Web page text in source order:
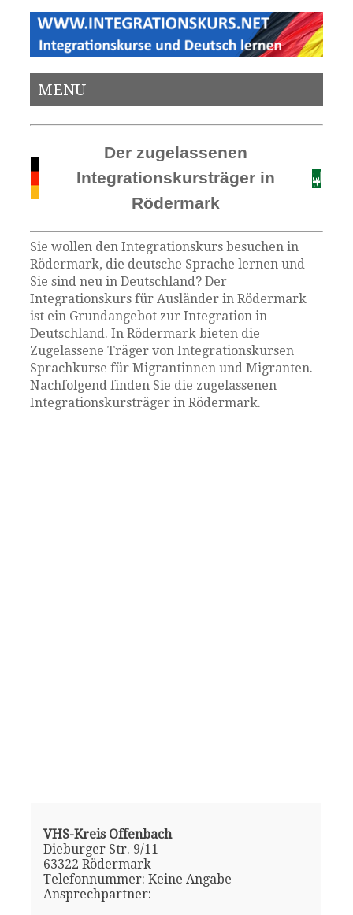
MENU
Der zugelassenen
Integrationskursträger in
Rödermark
Sie wollen den Integrationskurs besuchen in
Rödermark, die deutsche Sprache lernen und
Sie sind neu in Deutschland? Der
Integrationskurs für Ausländer in Rödermark
ist ein Grundangebot zur Integration in
Deutschland. In Rödermark bieten die
Zugelassene Träger von Integrationskursen
Sprachkurse für Migrantinnen und Migranten.
Nachfolgend finden Sie die zugelassenen
Integrationskursträger in Rödermark.
VHS-Kreis Offenbach
Dieburger Str. 9/11
63322 Rödermark
Telefonnummer: Keine Angabe
Ansprechpartner: